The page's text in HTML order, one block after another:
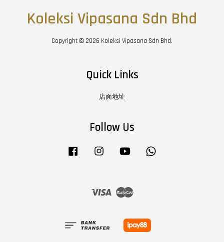
Koleksi Vipasana Sdn Bhd
Copyright © 2026 Koleksi Vipasana Sdn Bhd.
Quick Links
店面地址
Follow Us
Facebook Instagram YouTube
Visa Master